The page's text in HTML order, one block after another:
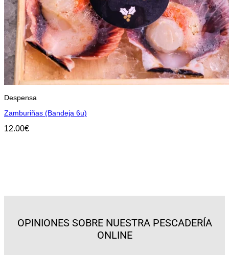
Despensa
Zamburiñas (Bandeja 6u)
12.00€
OPINIONES SOBRE NUESTRA PESCADERÍA
ONLINE